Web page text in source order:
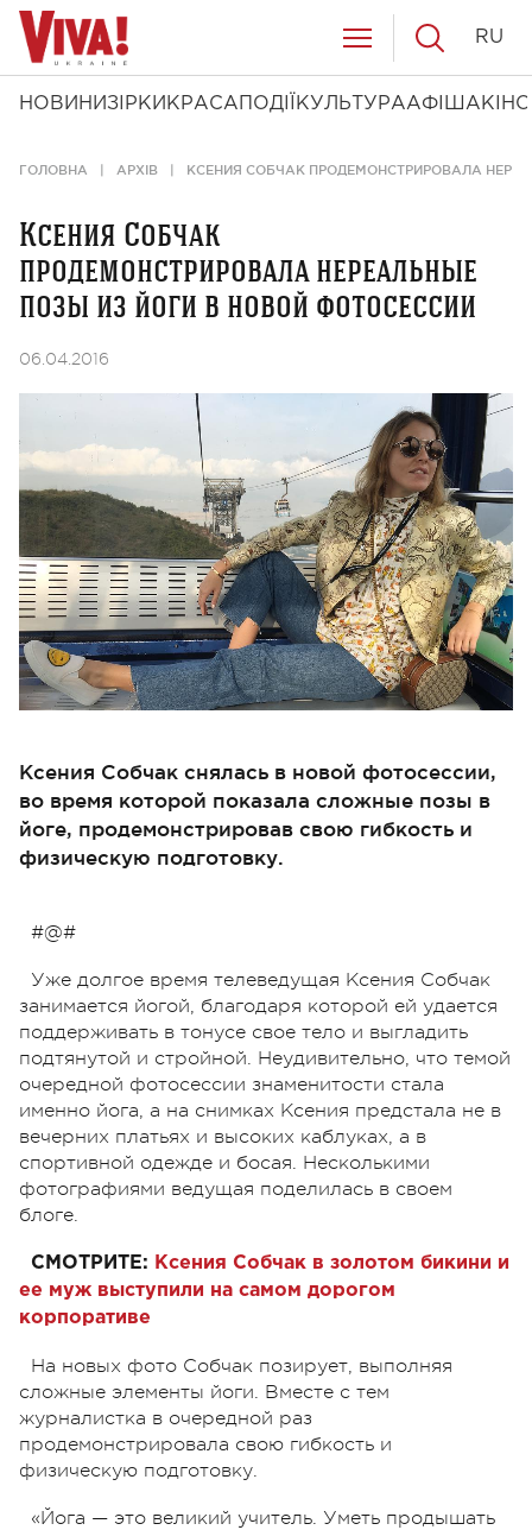
НОВИНИ ЗІРКИ КРАСА ПОДІЇ КУЛЬТУРААФІША КІНО
RU
ГОЛОВНА АРХІВ КСЕНИЯ СОБЧАК ПРОДЕМОНСТРИРОВАЛА
Ксения Собчак
продемонстрировала нереальные
позы из йоги в новой фотосессии
06.04.2016
Ксения Собчак снялась в новой фотосессии,
во время которой показала сложные позы в
йоге, продемонстрировав свою гибкость и
физическую подготовку.
#@#
Уже долгое время телеведущая Ксения Собчак
занимается йогой, благодаря которой ей удается
поддерживать в тонусе свое тело и выгладить
подтянутой и стройной. Неудивительно, что темой
очередной фотосессии знаменитости стала
именно йога, а на снимках Ксения предстала не в
вечерних платьях и высоких каблуках, а в
спортивной одежде и босая. Несколькими
фотографиями ведущая поделилась в своем
блоге.
СМОТРИТЕ: Ксения Собчак в золотом бикини и
ее муж выступили на самом дорогом
корпоративе
На новых фото Собчак позирует, выполняя
сложные элементы йоги. Вместе с тем
журналистка в очередной раз
продемонстрировала свою гибкость и
физическую подготовку.
«Йога — это великий учитель. Уметь продышать